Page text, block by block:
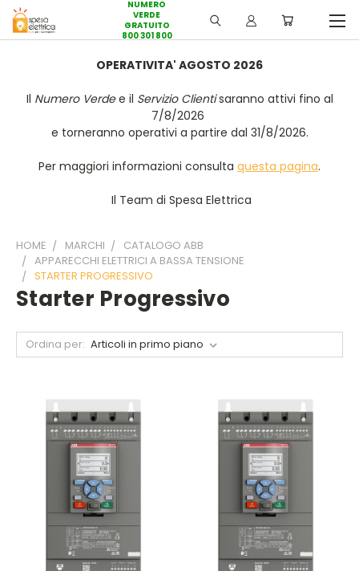
NUMERO
VERDE
GRATUITO
800 301 800
OPERATIVITA' AGOSTO 2026
Il Numero Verdee il Servizio Clientisaranno attivi fino al
7/8/2026
e torneranno operativi a partire dal 31/8/2026.
Per maggiori informazioni consulta questa pagina.
Il Team di Spesa Elettrica
HOME MARCHI
CATALOGO ABB
APPARECCHI ELETTRICI A BASSA TENSIONE
STARTER PROGRESSIVO
Starter Progressivo
Ordina per: